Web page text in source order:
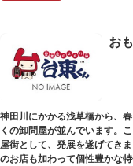
お
神田川にかかる浅草橋から、
くの卸問屋が並んでいます。
屋街として、発展を遂げてき
のお店も加わって個性豊かな